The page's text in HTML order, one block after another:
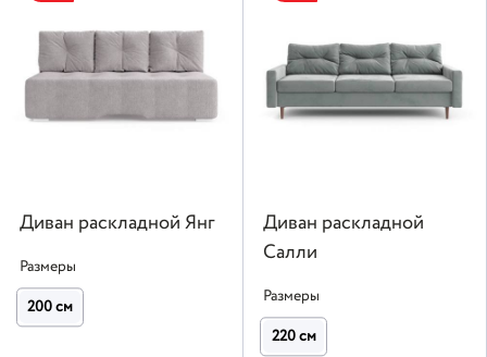
Диван раскладной Янг
Размеры
200 см
Диван раскладной
Салли
Размеры
220 см